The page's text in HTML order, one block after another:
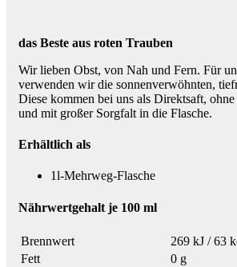
das Beste aus roten Trauben
Wir lieben Obst, von Nah und Fern. Für
verwenden wir die sonnenverwöhnten,
Diese kommen bei uns als Direktsaft,
und mit großer Sorgfalt in die Flasche.
Erhältlich als
1l-Mehrweg-Flasche
Nährwertgehalt je 100 ml
Brennwert
269 kJ / 63
Fett
0 g